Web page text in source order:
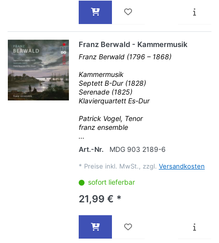
Franz Berwald - Kammermusik
Franz Berwald (1796 – 1868)
Kammermusik
Septett B-Dur (1828)
Serenade (1825)
Klavierquartett Es-Dur
Patrick Vogel, Tenor
franz ensemble
...
Art.-Nr.
MDG 903 2189-6
* Preise inkl. MwSt., zzgl. Versandkosten
sofort lieferbar
21,99 € *